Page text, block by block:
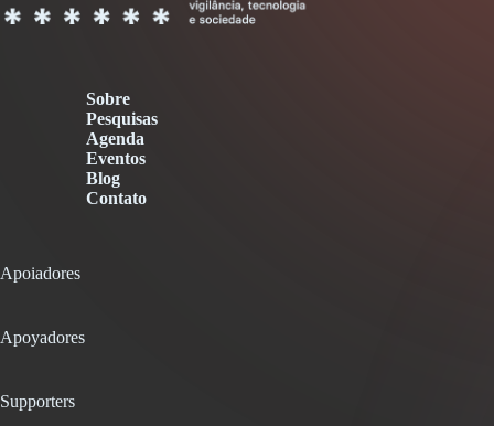
Sobre
Pesquisas
Agenda
Eventos
Blog
Contato
Apoiadores
Apoyadores
Supporters